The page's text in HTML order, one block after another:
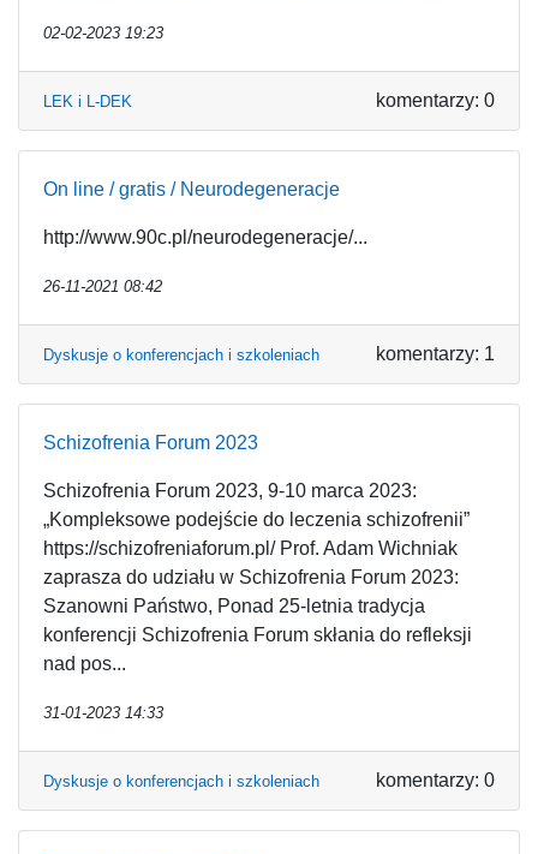
02-02-2023 19:23
LEK i L-DEK komentarzy: 0
On line / gratis / Neurodegeneracje
http://www.90c.pl/neurodegeneracje/...
26-11-2021 08:42
Dyskusje o konferencjach i szkoleniach komentarzy: 1
Schizofrenia Forum 2023
Schizofrenia Forum 2023, 9-10 marca 2023:
„Kompleksowe podejście do leczenia schizofrenii”
https://schizofreniaforum.pl/ Prof. Adam Wichniak
zaprasza do udziału w Schizofrenia Forum 2023:
Szanowni Państwo, Ponad 25-letnia tradycja
konferencji Schizofrenia Forum skłania do refleksji
nad pos...
31-01-2023 14:33
Dyskusje o konferencjach i szkoleniach komentarzy: 0